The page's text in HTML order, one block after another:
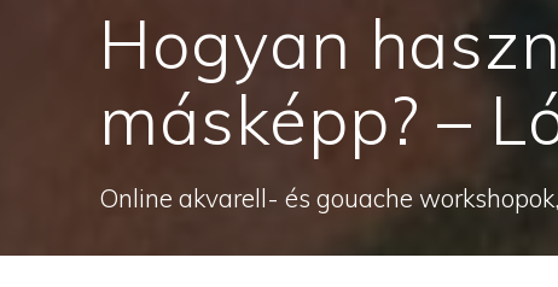
Hogyan
másképp? –
Online akvarell- és gouache